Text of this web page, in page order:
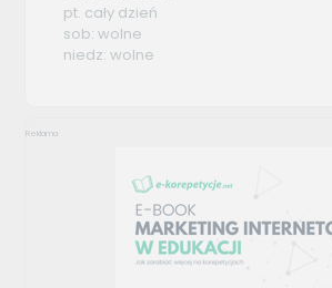
pt. cały dzień
sob: wolne
niedz: wolne
Reklama